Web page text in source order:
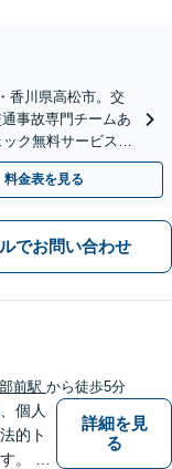
香川県高松市。交
事故専門チームあ
ク無料サービスあ
。
料金表を見る
でお問い合わせ
前駅 から徒歩5分
個人
的ト
。 高
詳細を見
る